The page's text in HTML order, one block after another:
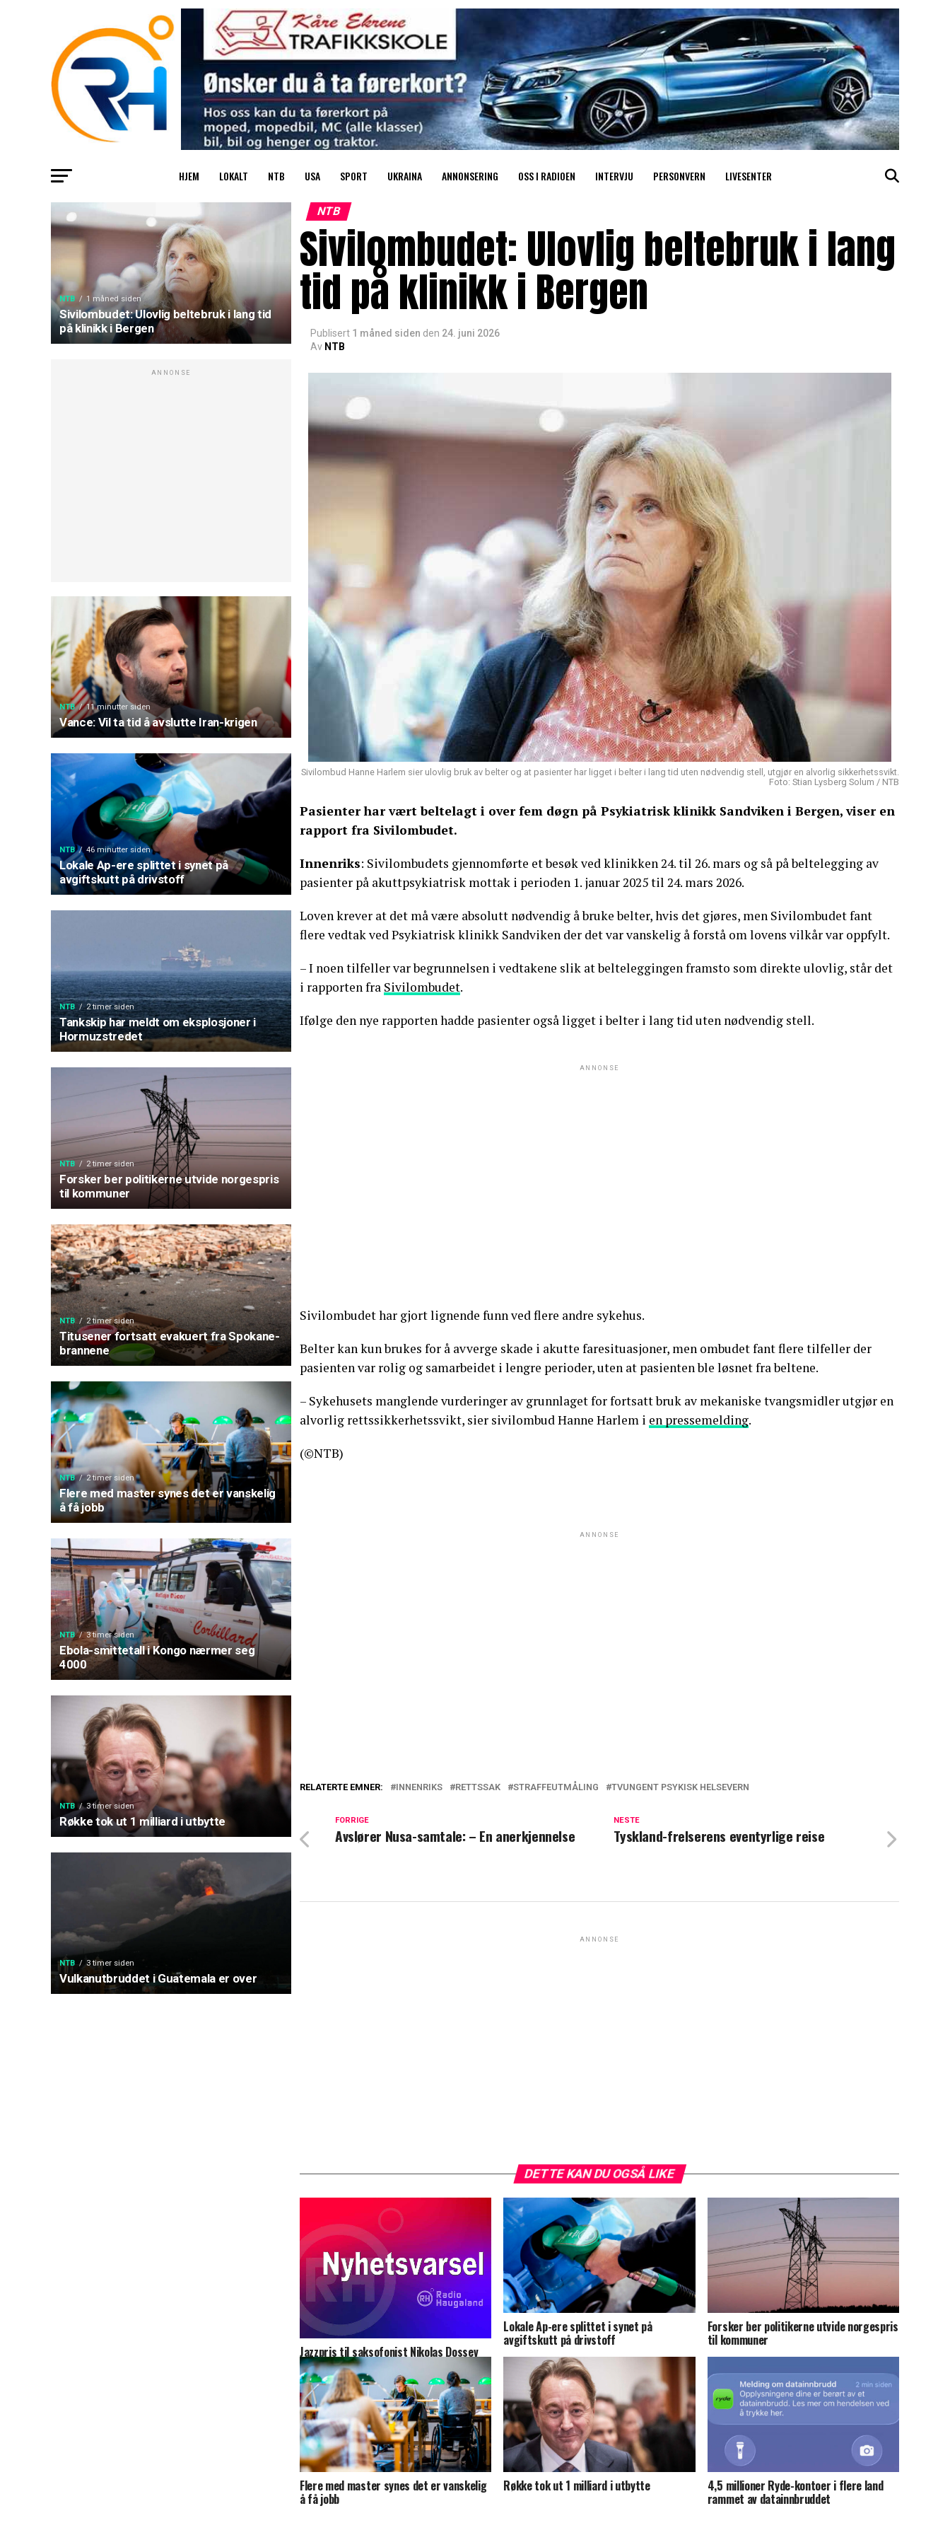
HJEM LOKALT NTB USA SPORT UKRAINA ANNONSERING OSS I RADIOEN INTERVJU PERSONVERN LIVESENTER
NTB 1 måned siden
Sivilombudet: Ulovlig beltebruk i lang tid
på klinikk i Bergen
ANNONSE
NTB 11 minutter siden
Vance: Vil ta tid å avslutte Iran-krigen
NTB 46 minutter siden
Lokale Ap-ere splittet i synet på
avgiftskutt på drivstoff
NTB 2 timer siden
Tankskip har meldt om eksplosjoner i
Hormuzstredet
NTB 2 timer siden
Forsker ber politikerne utvide norgespris
til kommuner
NTB 2 timer siden
Titusener fortsatt evakuert fra Spokane-
brannene
NTB 2 timer siden
Flere med master synes det er vanskelig
å få jobb
NTB 3 timer siden
Ebola-smittetall i Kongo nærmer seg
4000
NTB 3 timer siden
Røkke tok ut 1 milliard i utbytte
NTB 3 timer siden
Vulkanutbruddet i Guatemala er over
NTB
Sivilombudet: Ulovlig beltebruk i lang
tid på klinikk i Bergen
Publisert 1 måned siden den 24. juni 2026
Av NTB
Sivilombud Hanne Harlem sier ulovlig bruk av belter og at pasienter har ligget i belter i lang tid uten nødvendig stell, utgjør en alvorlig sikkerhetssvikt.
Foto: Stian Lysberg Solum / NTB
Pasienter har vært beltelagt i over fem døgn på Psykiatrisk klinikk Sandviken i Bergen, viser en
rapport fra Sivilombudet.
Innenriks: Sivilombudets gjennomførte et besøk ved klinikken 24. til 26. mars og så på beltelegging av
pasienter på akuttpsykiatrisk mottak i perioden 1. januar 2025 til 24. mars 2026.
Loven krever at det må være absolutt nødvendig å bruke belter, hvis det gjøres, men Sivilombudet fant
flere vedtak ved Psykiatrisk klinikk Sandviken der det var vanskelig å forstå om lovens vilkår var oppfylt.
– I noen tilfeller var begrunnelsen i vedtakene slik at belteleggingen framsto som direkte ulovlig, står det
i rapporten fra Sivilombudet.
Ifølge den nye rapporten hadde pasienter også ligget i belter i lang tid uten nødvendig stell.
ANNONSE
Sivilombudet har gjort lignende funn ved flere andre sykehus.
Belter kan kun brukes for å avverge skade i akutte faresituasjoner, men ombudet fant flere tilfeller der
pasienten var rolig og samarbeidet i lengre perioder, uten at pasienten ble løsnet fra beltene.
– Sykehusets manglende vurderinger av grunnlaget for fortsatt bruk av mekaniske tvangsmidler utgjør en
alvorlig rettssikkerhetssvikt, sier sivilombud Hanne Harlem i en pressemelding.
(©NTB)
ANNONSE
RELATERTE EMNER: INNENRIKS RETTSSAK STRAFFEUTMÅLING TVUNGENT PSYKISK HELSEVERN
NESTE
Tyskland-frelserens eventyrlige reise
FORRIGE
Avslører Nusa-samtale: – En anerkjennelse
ANNONSE
DETTE KAN DU OGSÅ LIKE
Jazzpris til saksofonist Nikolas Dossev
Lokale Ap-ere splittet i synet på
avgiftskutt på drivstoff
Forsker ber politikerne utvide norgespris
til kommuner
Flere med master synes det er vanskelig
å få jobb
Røkke tok ut 1 milliard i utbytte 4,5 millioner Ryde-kontoer i flere land
rammet av datainnbruddet